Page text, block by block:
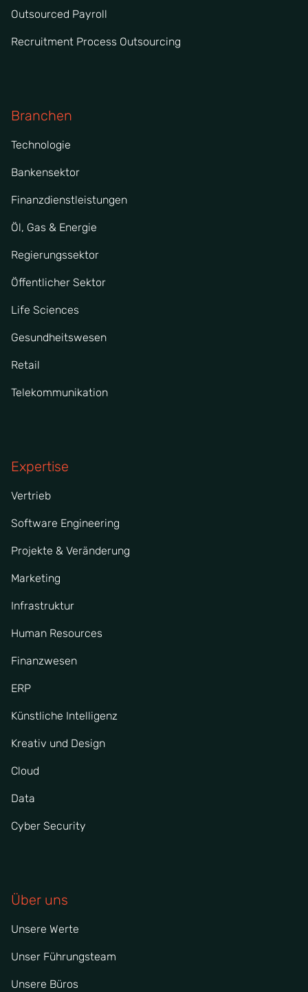
Outsourced Payroll
Recruitment Process Outsourcing
Branchen
Technologie
Bankensektor
Finanzdienstleistungen
Öl, Gas & Energie
Regierungssektor
Öffentlicher Sektor
Life Sciences
Gesundheitswesen
Retail
Telekommunikation
Expertise
Vertrieb
Software Engineering
Projekte & Veränderung
Marketing
Infrastruktur
Human Resources
Finanzwesen
ERP
Künstliche Intelligenz
Kreativ und Design
Cloud
Data
Cyber Security
Über uns
Unsere Werte
Unser Führungsteam
Unsere Büros